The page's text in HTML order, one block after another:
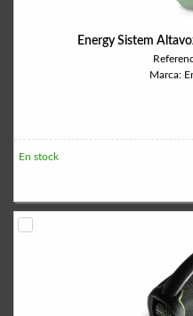
Energy Sistem
Marca:
En stock